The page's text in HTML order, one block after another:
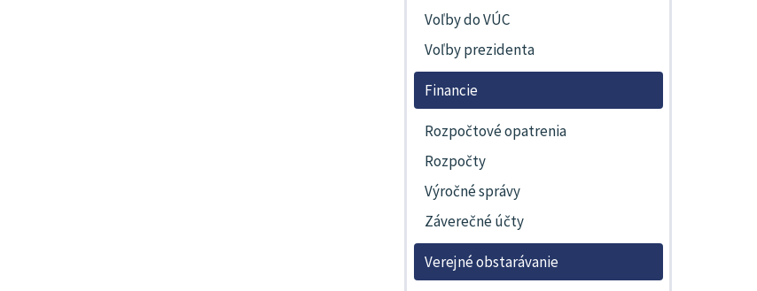
Voľby do VÚC
Voľby prezidenta
Financie
Rozpočtové opatrenia
Rozpočty
Výročné správy
Záverečné účty
Verejné obstarávanie